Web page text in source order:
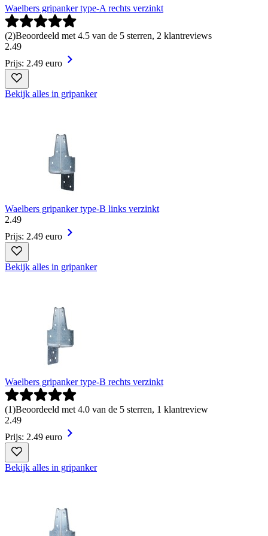
Waelbers gripanker type-A rechts verzinkt
(2)Beoordeeld met 4.5 van de 5 sterren, 2 klantreviews
2.49
Prijs: 2.49 euro
Bekijk alles in gripanker
Waelbers gripanker type-B links verzinkt
2.49
Prijs: 2.49 euro
Bekijk alles in gripanker
Waelbers gripanker type-B rechts verzinkt
(1)Beoordeeld met 4.0 van de 5 sterren, 1 klantreview
2.49
Prijs: 2.49 euro
Bekijk alles in gripanker